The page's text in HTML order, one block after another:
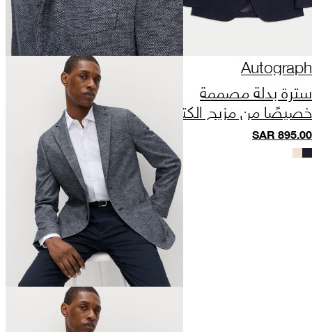
Autograph
سترة بدلة مصممة
خصيصًا من مزيج الكتان
الإيطالي عالي الأداء
SAR895.00